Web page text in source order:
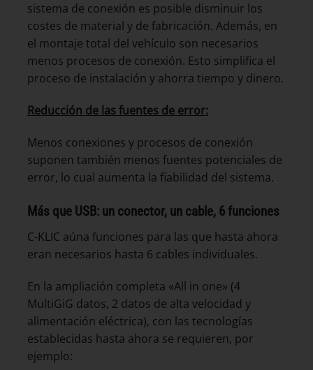
sistema de conexión es posible disminuir los
costes de material y de fabricación. Además, en
el montaje total del vehículo son necesarios
menos procesos de conexión. Esto simplifica el
proceso de instalación y ahorra tiempo y dinero.
Reducción de las fuentes de error:
Menos conexiones y procesos de conexión
suponen también menos fuentes potenciales de
error, lo cual aumenta la fiabilidad del sistema.
Más que USB: un conector, un cable, 6 funciones
C-KLIC aúna funciones para las que hasta ahora
eran necesarios hasta 6 cables individuales.
En la ampliación completa «All in one» (4
MultiGiG datos, 2 datos de alta velocidad y
alimentación eléctrica), con las tecnologías
establecidas hasta ahora se requieren, por
ejemplo: